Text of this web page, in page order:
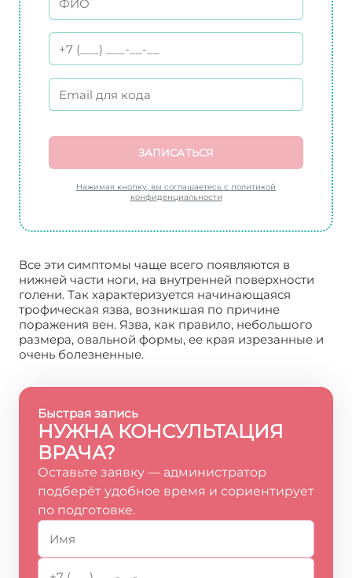
ЗАПИСАТЬСЯ
Нажимая кнопку, вы соглашаетесь с политикой
конфиденциальности
Все эти симптомы чаще всего появляются в
нижней части ноги, на внутренней поверхности
голени. Так характеризуется начинающаяся
трофическая язва, возникшая по причине
поражения вен. Язва, как правило, небольшого
размера, овальной формы, ее края изрезанные и
очень болезненные.
Быстрая запись
НУЖНА КОНСУЛЬТАЦИЯ
ВРАЧА?
Оставьте заявку — администратор
подберёт удобное время и сориентирует
по подготовке.